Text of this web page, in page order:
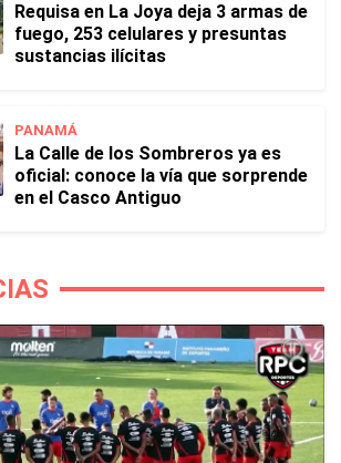
Requisa en La Joya deja 3 armas de
fuego, 253 celulares y presuntas
sustancias ilícitas
PANAMÁ
La Calle de los Sombreros ya es
oficial: conoce la vía que sorprende
en el Casco Antiguo